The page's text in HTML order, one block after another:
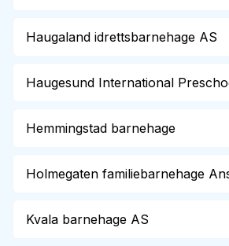
Haugaland idrettsbarnehage AS
Haugesund International
Hemmingstad barnehage
Holmegaten familiebarnehage
Kvala barnehage AS